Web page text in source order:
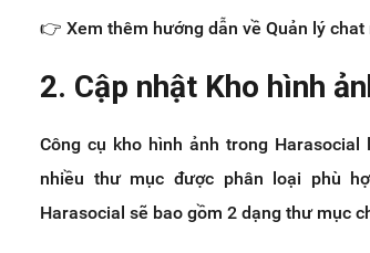
👉 Xem thêm hướng dẫn về Quản lý
2. Cập nhật Kho hình
Công cụ kho hình ảnh trong
nhiều thư mục được phân loại phù
Harasocial sẽ bao gồm 2 dạng thư mục